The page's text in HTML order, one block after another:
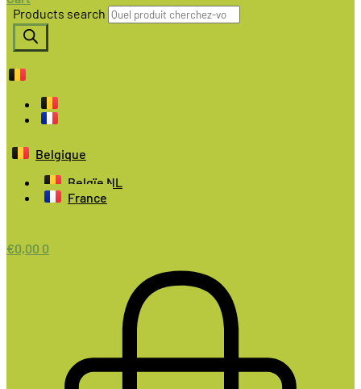
Products search
Belgique
Belgïe NL
France
€0,00 0